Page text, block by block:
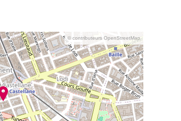
© contributeurs OpenStreetMap